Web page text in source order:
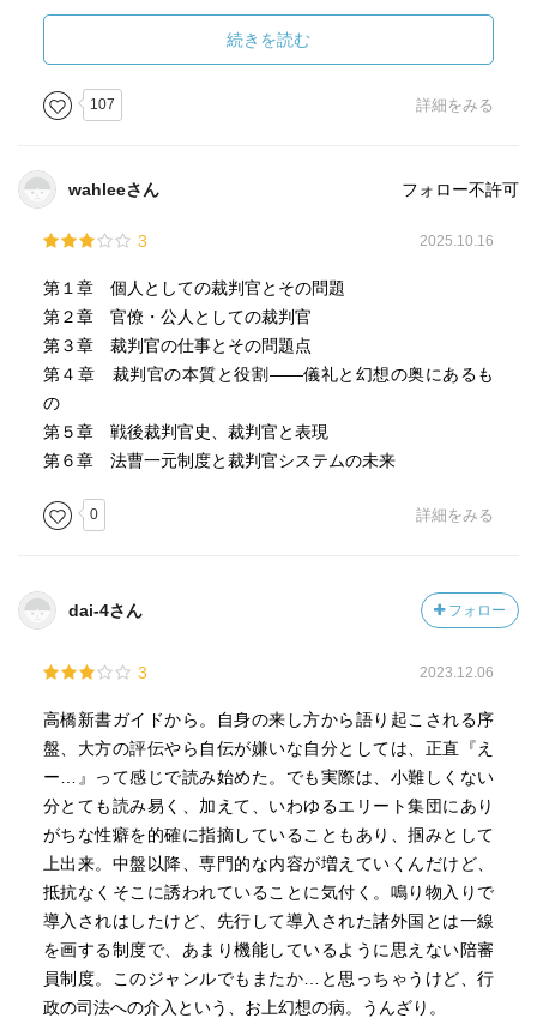
裁判官て独立した判断者ではなくて裁判所という閉鎖した
組織の中に生きる役人なんですね。司法官僚としての性格
が強く、官僚型ムラ社会にいきる住人です。官僚型ムラ社
い得て妙な表現だと思います。
終身雇用に年功序列に社命による配置転換や異動転勤など
この日本ならではのキャリアシステムを地で行く組織だと
いうことがよくわかりました。
しかもこのシステムは最高裁とその事務総局を中心とする
裁判所当局の過酷な統制と管理により裁判官をコントロー
ルします。権力が集中しておりお上意識が如実に残りしか
も三権分立で司法に期待される役割である権力チェック機
能が働かずむしろ権力補完機構としての側面が強い。
対権力との裁判で権力側に忖度した判断をしたり、冤罪を
いんだろうと思います。一日も早い裁判所の抜本改革が必
読んでそんな感想を抱きました。
続きを読む
107 詳細をみる
wahleeさん フォロー不許可
3 2025.10.16
第１章 個人としての裁判官とその問題
第２章 官僚・公人としての裁判官
第３章 裁判官の仕事とその問題点
第４章 裁判官の本質と役割――儀礼と幻想の奥にあるも
の
第５章 戦後裁判官史、裁判官と表現
第６章 法曹一元制度と裁判官システムの未来
0 詳細をみる
dai-4さん フォロー
3 2023.12.06
高橋新書ガイドから。自身の来し方から語り起こされる序
盤、大方の評伝やら自伝が嫌いな自分としては、正直『え
ー…』って感じで読み始めた。でも実際は、小難しくない
分とても読み易く、加えて、いわゆるエリート集団にあり
がちな性癖を的確に指摘していることもあり、掴みとして
上出来。中盤以降、専門的な内容が増えていくんだけど、
抵抗なくそこに誘われていることに気付く。鳴り物入りで
導入されはしたけど、先行して導入された諸外国とは一線
を画する制度で、あまり機能しているように思えない陪審
員制度。このジャンルでもまたか…と思っちゃうけど、行
政の司法への介入という、お上幻想の病。うんざり。